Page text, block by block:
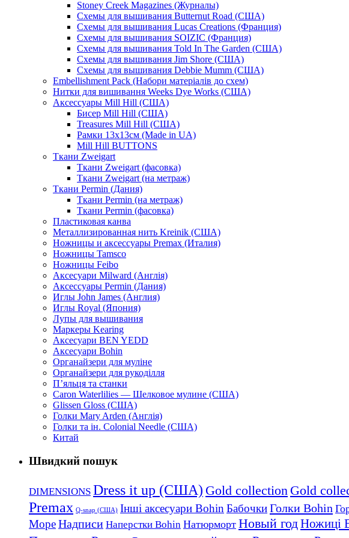
Stoney Creek Magazines (Журналы)
Схемы для вышивания Butternut Road (США)
Схемы для вышивания Lucas Creations (Франция)
Схемы для вышивания SOIZIC (Франция)
Схемы для вышивания Told In The Garden (США)
Схемы для вышивания Jim Shore (США)
Схемы для вышивания Debbie Mumm (США)
Embellishment Pack (Набори матеріалів до схем)
Нитки для вишивання Weeks Dye Works (США)
Аксессуары Mill Hill (США)
Бисер Mill Hill (США)
Treasures Mill Hill (США)
Рамки 13х13см (Made in UA)
Mill Hill BUTTONS
Ткани Zweigart
Ткани Zweigart (фасовка)
Ткани Zweigart (на метраж)
Ткани Permin (Дания)
Ткани Permin (на метраж)
Ткани Permin (фасовка)
Пластиковая канва
Металлизированная нить Kreinik (США)
Ножницы и аксессуары Premax (Италия)
Ножницы Tamsco
Ножницы Feibo
Аксесуари Milward (Англія)
Аксессуары Permin (Дания)
Иглы John James (Англия)
Иглы Royal (Япония)
Лупы для вышивания
Маркеры Kearing
Аксесуари BEN YEDD
Аксесуари Bohin
Органайзери для муліне
Органайзери для рукоділля
П’яльця та станки
Caron Waterlilies — Шелковое мулине (США)
Glissen Gloss (США)
Голки Mary Arden (Англія)
Голки та ін. Colonial Needle (США)
Китай
Швидкий пошук
DIMENSIONS Dress it up (США) Gold collection Gold
Premax Q-snap (США) Інші аксесуари Bohin БабочкиГолки Bohin
МореНадписи Наперстки Bohin Натюрморт Новый годНожиці